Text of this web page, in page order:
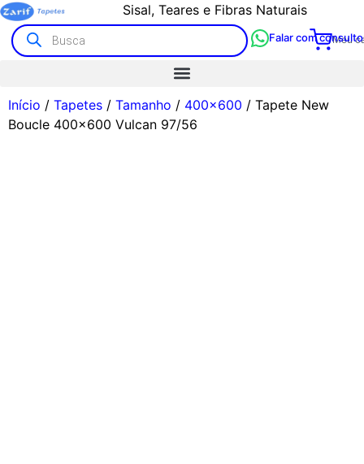
Sisal, Teares e Fibras Naturais
Meu
Falar com
Início / Tapetes / Tamanho / 400x600 / Tapete New
Boucle 400×600 Vulcan 97/56